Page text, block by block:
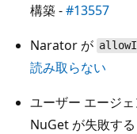
構築 -#13557
Narator が
読み取らない
ユーザー エージ
NuGet が失敗す